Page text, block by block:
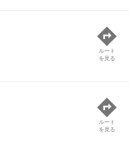
ルート
を見る
ルート
を見る